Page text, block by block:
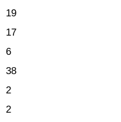
19
17
6
38
2
2